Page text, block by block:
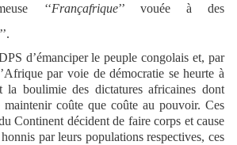
‘‘Françafrique’’ vouée à des
’’.
d’émanciper le peuple congolais et, par
par voie de démocratie se heurte à
la boulimie des dictatures africaines dont
maintenir coûte que coûte au pouvoir. Ces
Continent décident de faire corps et cause
par leurs populations respectives, ces